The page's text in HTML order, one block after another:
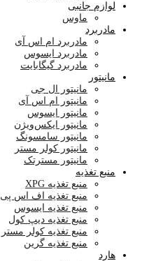
لوازم جانبی
ماوس
مادربرد
مادربرد ام اس آی
مادربرد ایسوس
مادربرد گیگابایت
مانیتور
مانیتور ال جی
مانیتور ام اس آی
مانیتور ایسوس
مانیتور ایکس‌ویژن
مانیتور سامسونگ
مانیتور کولر مستر
مانیتور مسترتک
منبع تغذیه
منبع تغذیه XPG
منبع تغذیه اف اس پی
منبع تغذیه ایسوس
منبع تغذیه دیپ کول
منبع تغذیه کولر مستر
منبع تغذیه گرین
هارد